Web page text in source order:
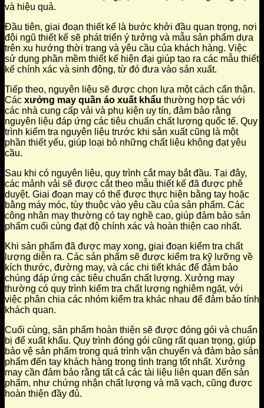
và hiệu quả.
Đầu tiên, giai đoạn thiết kế là bước khởi đầu quan trọng, nơi
đội ngũ thiết kế sẽ phát triển ý tưởng và mẫu sản phẩm dựa
trên xu hướng thời trang và yêu cầu của khách hàng. Việc
sử dụng phần mềm thiết kế hiện đại giúp tạo ra các mẫu thiết
kế chính xác và sinh động, từ đó đưa vào sản xuất.
Tiếp theo, nguyên liệu sẽ được chọn lựa một cách cẩn thận.
Các xưởng may quần áo xuất khẩu thường hợp tác với
các nhà cung cấp vải và phụ kiện uy tín, đảm bảo rằng
nguyên liệu đáp ứng các tiêu chuẩn chất lượng quốc tế. Quy
trình kiểm tra nguyên liệu trước khi sản xuất cũng là một
phần thiết yếu, giúp loại bỏ những chất liệu không đạt yêu
cầu.
Sau khi có nguyên liệu, quy trình cắt may bắt đầu. Tại đây,
các mảnh vải sẽ được cắt theo mẫu thiết kế đã được phê
duyệt. Giai đoạn may có thể được thực hiện bằng tay hoặc
bằng máy móc, tùy thuộc vào yêu cầu của sản phẩm. Các
công nhân may thường có tay nghề cao, giúp đảm bảo sản
phẩm cuối cùng đạt độ chính xác và hoàn thiện cao nhất.
Khi sản phẩm đã được may xong, giai đoạn kiểm tra chất
lượng diễn ra. Các sản phẩm sẽ được kiểm tra kỹ lưỡng về
kích thước, đường may, và các chi tiết khác để đảm bảo
chúng đáp ứng các tiêu chuẩn chất lượng. Xưởng may
thường có quy trình kiểm tra chất lượng nghiêm ngặt, với
việc phân chia các nhóm kiểm tra khác nhau để đảm bảo tính
khách quan.
Cuối cùng, sản phẩm hoàn thiện sẽ được đóng gói và chuẩn
bị để xuất khẩu. Quy trình đóng gói cũng rất quan trọng, giúp
bảo vệ sản phẩm trong quá trình vận chuyển và đảm bảo sản
phẩm đến tay khách hàng trong tình trạng tốt nhất. Xưởng
may cần đảm bảo rằng tất cả các tài liệu liên quan đến sản
phẩm, như chứng nhận chất lượng và mã vạch, cũng được
hoàn thiện đầy đủ.